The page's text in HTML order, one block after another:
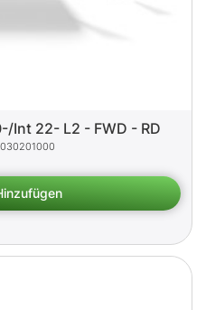
Int 22- L2 - FWD - RD